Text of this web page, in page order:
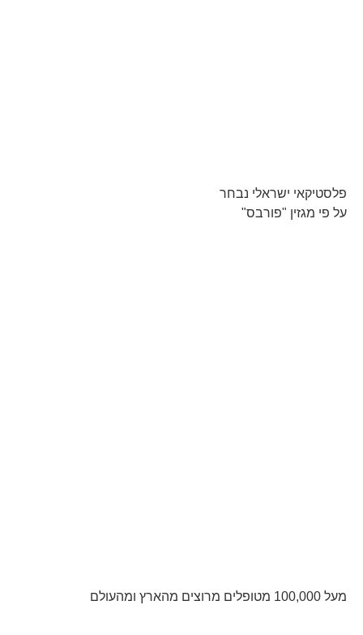
פלסטיקאי ישראלי נבחר
על פי מגזין "פורבס"
מעל 100,000 מטופלים מרוצים מהארץ ומהעולם